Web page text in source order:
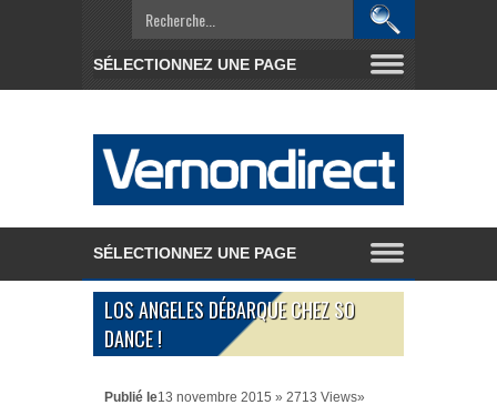
LOS ANGELES DÉBARQUE CHEZ SO
DANCE !
Publié le13 novembre 2015 » 2713 Views»